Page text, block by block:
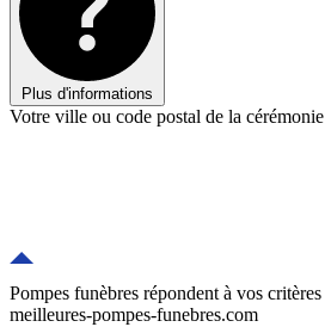
Plus d'informations
Votre ville ou code postal de la cérémonie
Pompes funèbres répondent à vos critères
meilleures-pompes-funebres.com